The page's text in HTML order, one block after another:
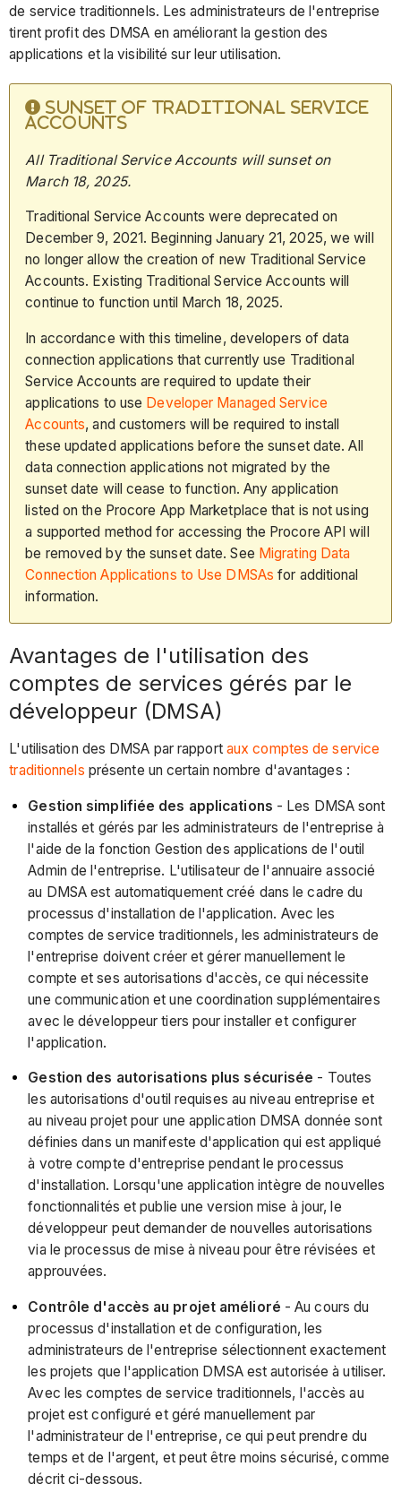
de service traditionnels. Les administrateurs de l'entreprise
tirent profit des DMSA en améliorant la gestion des
applications et la visibilité sur leur utilisation.
SUNSET OF TRADITIONAL SERVICE
ACCOUNTS
All Traditional Service Accounts will sunset on
March 18, 2025.
Traditional Service Accounts were deprecated on
December 9, 2021. Beginning January 21, 2025, we will
no longer allow the creation of new Traditional Service
Accounts. Existing Traditional Service Accounts will
continue to function until March 18, 2025.
In accordance with this timeline, developers of data
connection applications that currently use Traditional
Service Accounts are required to update their
applications to use Developer Managed Service
Accounts, and customers will be required to install
these updated applications before the sunset date. All
data connection applications not migrated by the
sunset date will cease to function. Any application
listed on the Procore App Marketplace that is not using
a supported method for accessing the Procore API will
be removed by the sunset date. See Migrating Data
Connection Applications to Use DMSAs for additional
information.
Avantages de l'utilisation des
comptes de services gérés par le
développeur (DMSA)
L'utilisation des DMSA par rapport aux comptes de service
traditionnels présente un certain nombre d'avantages :
Gestion simplifiée des applications - Les DMSA sont
installés et gérés par les administrateurs de l'entreprise à
l'aide de la fonction Gestion des applications de l'outil
Admin de l'entreprise. L'utilisateur de l'annuaire associé
au DMSA est automatiquement créé dans le cadre du
processus d'installation de l'application. Avec les
comptes de service traditionnels, les administrateurs de
l'entreprise doivent créer et gérer manuellement le
compte et ses autorisations d'accès, ce qui nécessite
une communication et une coordination supplémentaires
avec le développeur tiers pour installer et configurer
l'application.
Gestion des autorisations plus sécurisée - Toutes
les autorisations d'outil requises au niveau entreprise et
au niveau projet pour une application DMSA donnée sont
définies dans un manifeste d'application qui est appliqué
à votre compte d'entreprise pendant le processus
d'installation. Lorsqu'une application intègre de nouvelles
fonctionnalités et publie une version mise à jour, le
développeur peut demander de nouvelles autorisations
via le processus de mise à niveau pour être révisées et
approuvées.
Contrôle d'accès au projet amélioré - Au cours du
processus d'installation et de configuration, les
administrateurs de l'entreprise sélectionnent exactement
les projets que l'application DMSA est autorisée à utiliser.
Avec les comptes de service traditionnels, l'accès au
projet est configuré et géré manuellement par
l'administrateur de l'entreprise, ce qui peut prendre du
temps et de l'argent, et peut être moins sécurisé, comme
décrit ci-dessous.